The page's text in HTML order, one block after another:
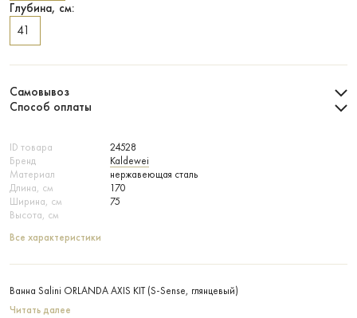
ID товара
24528
Бренд
Kaldewei
Материал
нержавеющая сталь
Длина, см
170
Ширина, см
75
Высота, см
Все характеристики
Ванна Salini ORLANDA AXIS KIT (S-Sense, глянцевый)
Читать далее
Глубина, см:
41
Самовывоз
Способ оплаты